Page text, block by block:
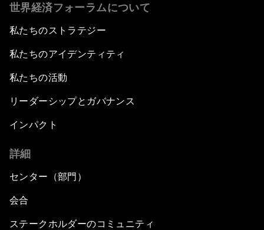
世界経済フォーラムについて
私たちのストラテジー
私たちのアイデンティティ
私たちの活動
リーダーシップとガバナンス
インパクト
詳細
センター（部門）
会合
ステークホルダーのコミュニティ